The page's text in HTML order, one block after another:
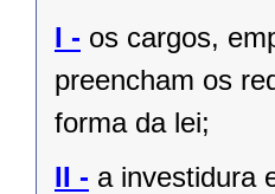
I - os cargos,
preencham os
forma da lei;
II - a investidura